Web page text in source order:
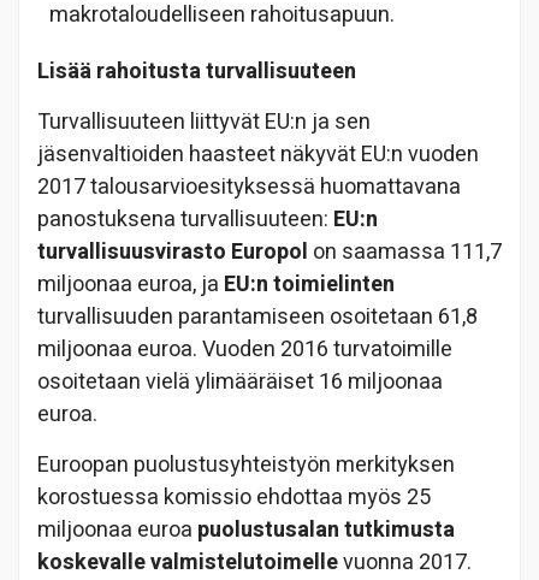
makrotaloudelliseen rahoitusapuun.
Lisää rahoitusta turvallisuuteen
Turvallisuuteen liittyvät EU:n ja sen
jäsenvaltioiden haasteet näkyvät EU:n vuoden
2017 talousarvioesityksessä huomattavana
panostuksena turvallisuuteen: EU:n
turvallisuusvirasto Europol on saamassa 111,7
miljoonaa euroa, ja EU:n toimielinten
turvallisuuden parantamiseen osoitetaan 61,8
miljoonaa euroa. Vuoden 2016 turvatoimille
osoitetaan vielä ylimääräiset 16 miljoonaa
euroa.
Euroopan puolustusyhteistyön merkityksen
korostuessa komissio ehdottaa myös 25
miljoonaa euroa puolustusalan tutkimusta
koskevalle valmistelutoimellevuonna 2017.